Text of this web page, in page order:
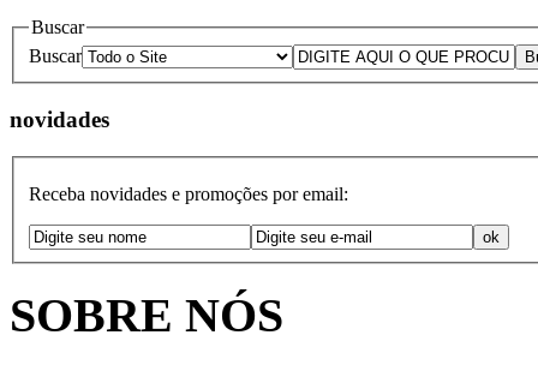
Buscar
Buscar
novidades
Receba novidades e promoções por email:
SOBRE NÓS